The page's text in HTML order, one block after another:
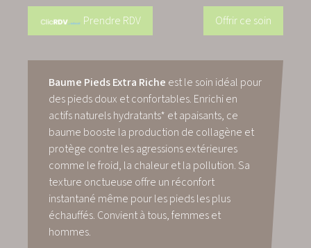
Prendre RDV Offrir ce soin
Baume Pieds Extra Riche est le soin idéal pour
des pieds doux et confortables. Enrichi en
actifs naturels hydratants* et apaisants, ce
baume booste la production de collagène et
protège contre les agressions extérieures
comme le froid, la chaleur et la pollution. Sa
texture onctueuse offre un réconfort
instantané même pour les pieds les plus
échauffés. Convient à tous, femmes et
hommes.